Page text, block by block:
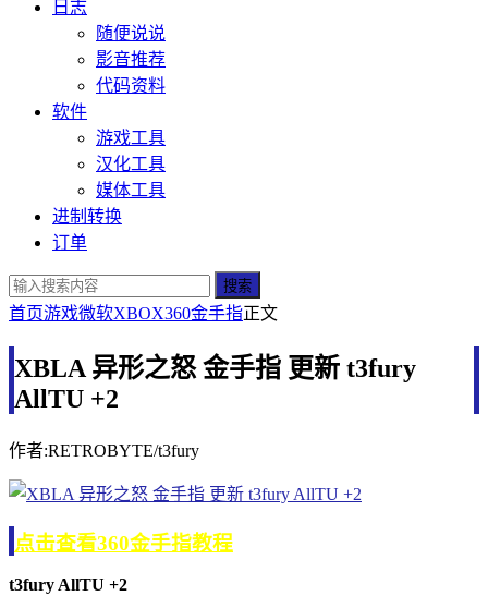
日志
随便说说
影音推荐
代码资料
软件
游戏工具
汉化工具
媒体工具
进制转换
订单
搜索
首页游戏微软XBOX360金手指正文
XBLA 异形之怒 金手指 更新 t3fury
AllTU +2
作者:RETROBYTE/t3fury
点击查看360金手指教程
t3fury AllTU +2